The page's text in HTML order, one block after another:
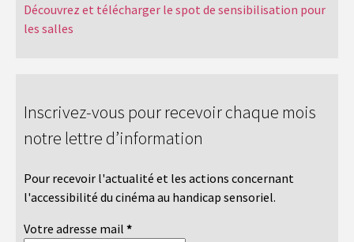
Découvrez et télécharger le spot de sensibilisation pour
les salles
Inscrivez-vous pour recevoir chaque mois
notre lettre d’information
Pour recevoir l'actualité et les actions concernant
l'accessibilité du cinéma au handicap sensoriel.
Votre adresse mail *